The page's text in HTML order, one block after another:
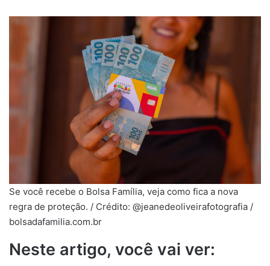
Se você recebe o Bolsa Família, veja como fica a nova
regra de proteção. / Crédito: @jeanedeoliveirafotografia /
bolsadafamilia.com.br
Neste artigo, você vai ver: